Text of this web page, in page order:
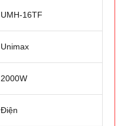
UMH-16TF
Unimax
2000W
Điện